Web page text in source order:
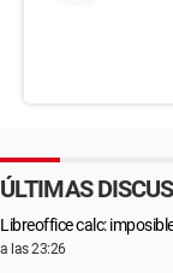
ÚLTIMAS
Libreoffice calc:
a las 23:26